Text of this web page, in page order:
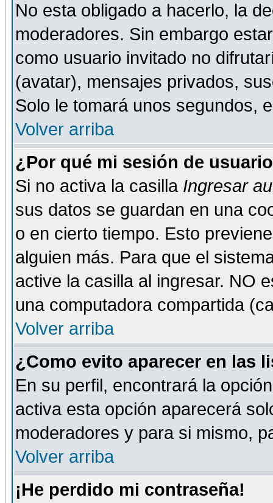
No esta obligado a hacerlo, la
moderadores. Sin embargo
como usuario invitado no
(avatar), mensajes privados,
Solo le tomará unos segundos,
Volver arriba
¿Por qué mi sesión de
Si no activa la casilla Ingresar
sus datos se guardan en una
o en cierto tiempo. Esto
alguien más. Para que el
active la casilla al ingresar. NO
una computadora compartida
Volver arriba
¿Como evito aparecer en las
En su perfil, encontrará la
activa esta opción aparecerá
moderadores y para si mismo,
Volver arriba
¡He perdido mi contraseña!